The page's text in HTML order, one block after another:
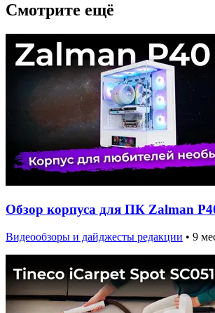
Смотрите ещё
Обзор корпуса для ПК Zalman
Видеообзоры и дайджесты редакции • 9